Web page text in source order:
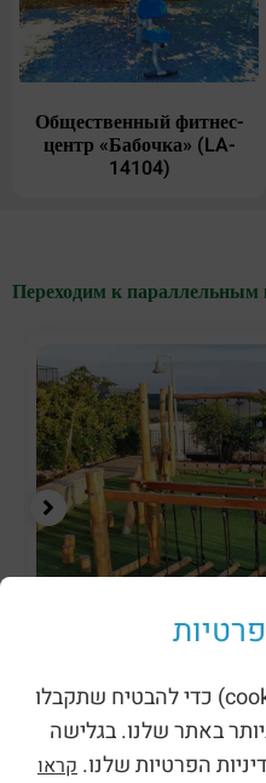
Общественный фитнес-
центр «Бабочка» (LA-
14104)
Переходим к параллельным
רוביניה
אנו משתמשים בעוגיות (cookies) כדי להבטיח שתקבלו
באתר שלנו. בגלישה
הפרטיות שלנו. קראו